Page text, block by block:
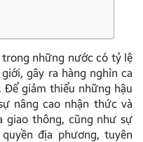
những nước có tỷ lệ
gây ra hàng nghìn ca
giảm thiểu những hậu
nâng cao nhận thức và
giao thông, cũng như sự
địa phương, tuyên